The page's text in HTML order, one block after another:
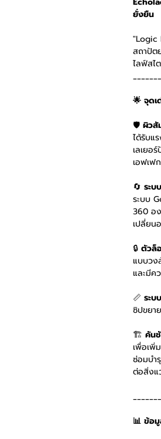
ยั่งยืน
"Logic
สถาปัต
ไลฟ์สไ
🌟 จุด
🛡️ ผิวสั
ได้รับแ
เลเยอ
เอฟเฟ
🔄 ระบ
ระบบ
360 อ
เปลี่ยน
🔒 ตัวล็
แบบวง
และมีค
📏 ระบ
ซิปขยา
🏗️ คัน
เพื่อเพิ่
ซ่อมบำ
ต่อสิ่งแ
📊 ข้อ